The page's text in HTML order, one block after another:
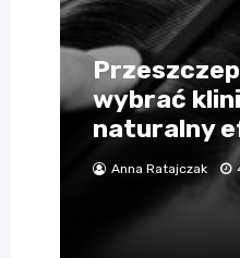
wybrać
naturalny
Anna Ratajczak